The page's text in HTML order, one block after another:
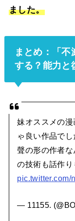
ました。
まとめ：「不
する？能力と
妹オススメの
ゃ良い作品でし
聲の形の作者
の技術も話作り
pic.twitter.com/
— 11155.